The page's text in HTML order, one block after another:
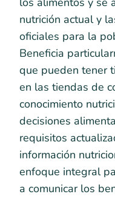
nutrición actual y
oficiales para la
Beneficia
que pueden tener
en las tiendas de
conocimiento
decisiones
requisitos
información
enfoque integral
a comunicar los